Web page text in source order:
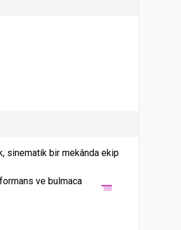
sinematik bir mekânda ekip
ve bulmaca